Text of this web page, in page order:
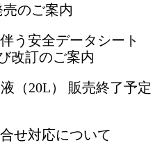
のご案内
う安全データシート
改訂のご案内
（20L） 販売終了予定
せ対応について